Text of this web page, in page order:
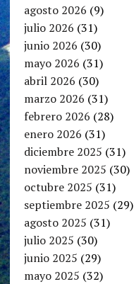
agosto 2026 (9)
julio 2026 (31)
junio 2026 (30)
mayo 2026 (31)
abril 2026 (30)
marzo 2026 (31)
febrero 2026 (28)
enero 2026 (31)
diciembre 2025 (31)
noviembre 2025 (30)
octubre 2025 (31)
septiembre 2025 (29)
agosto 2025 (31)
julio 2025 (30)
junio 2025 (29)
mayo 2025 (32)